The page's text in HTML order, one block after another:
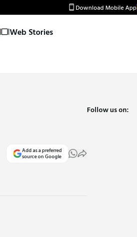
Download Mobile App
Web Stories
Add as a preferred
source on Google
Follow us on: